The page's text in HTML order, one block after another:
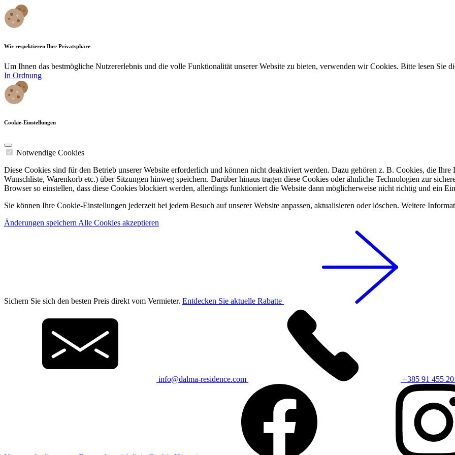
Wir respektieren Ihre Privatsphäre
Um Ihnen das bestmögliche Nutzererlebnis und die volle Funktionalität unserer Website zu bieten, verwenden wir Cookies. Bitte lesen Sie
In Ordnung
Cookie-Einstellungen
Notwendige Cookies
Diese Cookies sind für den Betrieb unserer Website erforderlich und können nicht deaktiviert werden. Dazu gehören z. B. Cookies, die
Wunschliste, Warenkorb etc.) über Sitzungen hinweg speichern. Darüber hinaus tragen diese Cookies oder ähnliche Technologien zur
Browser so einstellen, dass diese Cookies blockiert werden, allerdings funktioniert die Website dann möglicherweise nicht richtig und ein
Sie können Ihre Cookie-Einstellungen jederzeit bei jedem Besuch auf unserer Website anpassen, aktualisieren oder löschen. Weitere
Änderungen speichern Alle Cookies akzeptieren
Sichern Sie sich den besten Preis direkt vom Vermieter. Entdecken Sie aktuelle Rabatte
info@dalma-residence.com +385 91 455